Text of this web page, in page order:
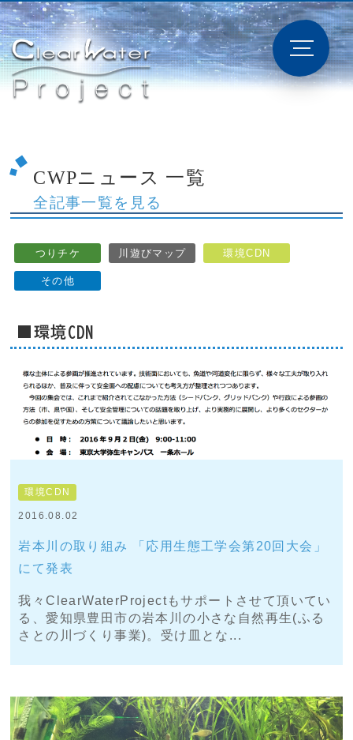
CWPニュース 一覧
全記事一覧を見る
つりチケ 川遊びマップ 環境CDN
その他
■環境CDN
環境CDN
2016.08.02
岩本川の取り組み 「応用生態工学会第20回大会」
にて発表
我々ClearWaterProjectもサポートさせて頂いてい
る、愛知県豊田市の岩本川の小さな自然再生(ふる
さとの川づくり事業)。受け皿とな...